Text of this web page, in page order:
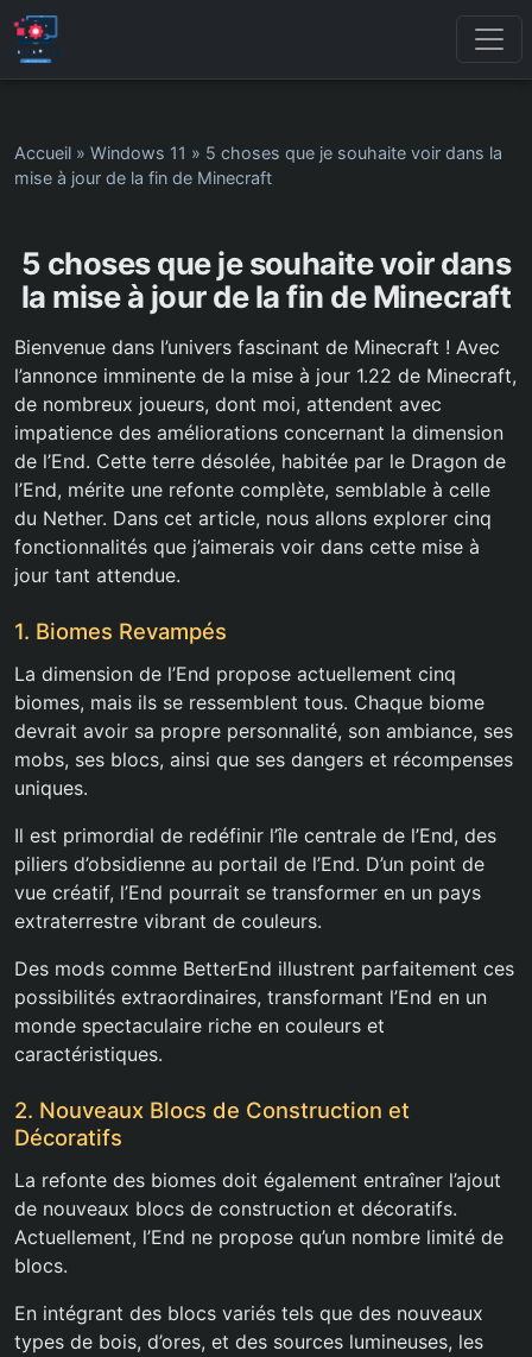
Accueil » Windows 11 » 5 choses que je souhaite voir dans la
mise à jour de la fin de Minecraft
5 choses que je souhaite voir dans
la mise à jour de la fin de Minecraft
Bienvenue dans l’univers fascinant de Minecraft ! Avec
l’annonce imminente de la mise à jour 1.22 de Minecraft,
de nombreux joueurs, dont moi, attendent avec
impatience des améliorations concernant la dimension
de l’End. Cette terre désolée, habitée par le Dragon de
l’End, mérite une refonte complète, semblable à celle
du Nether. Dans cet article, nous allons explorer cinq
fonctionnalités que j’aimerais voir dans cette mise à
jour tant attendue.
1. Biomes Revampés
La dimension de l’End propose actuellement cinq
biomes, mais ils se ressemblent tous. Chaque biome
devrait avoir sa propre personnalité, son ambiance, ses
mobs, ses blocs, ainsi que ses dangers et récompenses
uniques.
Il est primordial de redéfinir l’île centrale de l’End, des
piliers d’obsidienne au portail de l’End. D’un point de
vue créatif, l’End pourrait se transformer en un pays
extraterrestre vibrant de couleurs.
Des mods comme BetterEnd illustrent parfaitement ces
possibilités extraordinaires, transformant l’End en un
monde spectaculaire riche en couleurs et
caractéristiques.
2. Nouveaux Blocs de Construction et
Décoratifs
La refonte des biomes doit également entraîner l’ajout
de nouveaux blocs de construction et décoratifs.
Actuellement, l’End ne propose qu’un nombre limité de
blocs.
En intégrant des blocs variés tels que des nouveaux
types de bois, d’ores, et des sources lumineuses, les